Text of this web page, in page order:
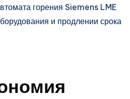
горения Siemens LME
и продлении срока